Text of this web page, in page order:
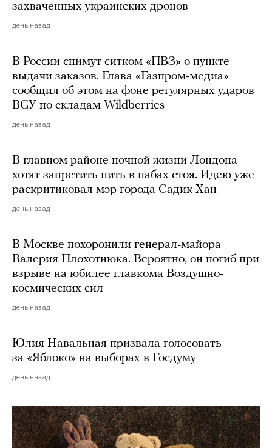
захваченных украинских дронов
день назад
В России снимут ситком «ПВЗ» о пункте
выдачи заказов. Глава «Газпром-медиа»
сообщил об этом на фоне регулярных ударов
ВСУ по складам Wildberries
день назад
В главном районе ночной жизни Лондона
хотят запретить пить в пабах стоя. Идею уже
раскритиковал мэр города Садик Хан
день назад
В Москве похоронили генерал-майора
Валерия Плохотнюка. Вероятно, он погиб при
взрыве на юбилее главкома Воздушно-
космических сил
день назад
Юлия Навальная призвала голосовать
за «Яблоко» на выборах в Госдуму
день назад